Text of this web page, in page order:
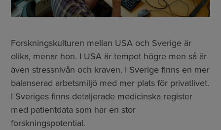
Forskningskulturen mellan USA och Sverige är
olika, menar hon. I USA är tempot högre men så är
även stressnivån och kraven. I Sverige finns en mer
balanserad arbetsmiljö med mer plats för privatlivet.
I Sveriges finns detaljerade medicinska register
med patientdata som har en stor
forskningspotential.